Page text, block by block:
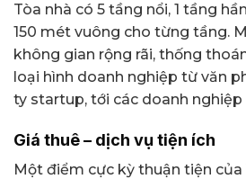
Tòa nhà có 5 tầng nổi, 1 tầng
150 mét vuông cho từng tầng.
không gian rộng rãi, thống
loại hình doanh nghiệp từ văn
ty startup, tới các doanh nghiệp
Giá thuê – dịch vụ tiện ích
Một điểm cực kỳ thuận tiện của